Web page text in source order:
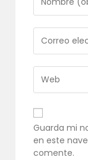
tu
nombre
o
nombre
de
usuario
para
comentar
tu
dirección
de
correo
electrónico
para
comentar
URL
de
tu
web
(opcional)
Guarda mi
en este
comente.